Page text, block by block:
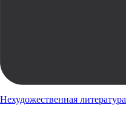
Нехудожественная литература